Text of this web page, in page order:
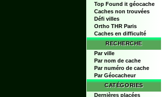
Top Found it géocache
Caches non trouvées
Défi villes
Ortho THR Paris
Caches en difficulté
RECHERCHE
Par ville
Par nom de cache
Par numéro de cache
Par Géocacheur
CATÉGORIES
Dernières placées